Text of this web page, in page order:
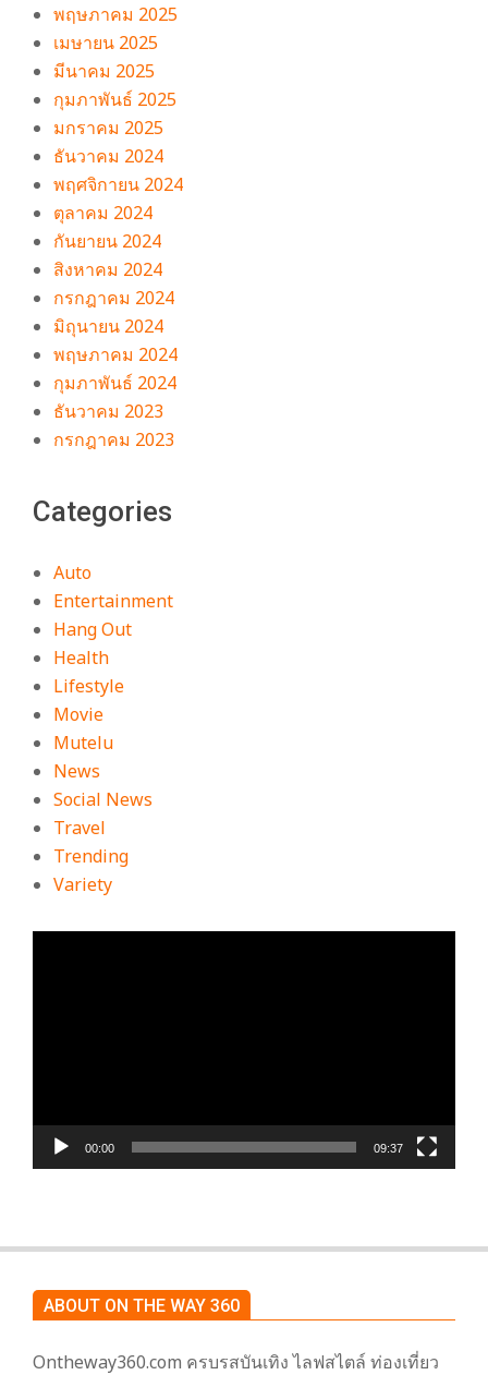
พฤษภาคม 2025
เมษายน 2025
มีนาคม 2025
กุมภาพันธ์ 2025
มกราคม 2025
ธันวาคม 2024
พฤศจิกายน 2024
ตุลาคม 2024
กันยายน 2024
สิงหาคม 2024
กรกฎาคม 2024
มิถุนายน 2024
พฤษภาคม 2024
กุมภาพันธ์ 2024
ธันวาคม 2023
กรกฎาคม 2023
Categories
Auto
Entertainment
Hang Out
Health
Lifestyle
Movie
Mutelu
News
Social News
Travel
Trending
Variety
00:00 09:37
ABOUT ON THE WAY 360
Ontheway360.com ครบรสบันเทิง ไลฟสไตล์ ท่องเที่ยว